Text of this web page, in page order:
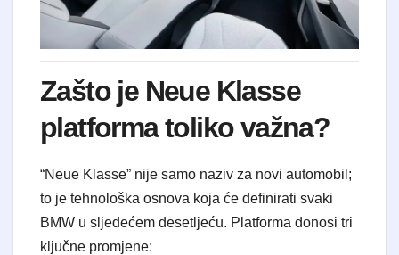
Zašto je Neue Klasse
platforma toliko važna?
“Neue Klasse” nije samo naziv za novi automobil;
to je tehnološka osnova koja će definirati svaki
BMW u sljedećem desetljeću. Platforma donosi tri
ključne promjene: